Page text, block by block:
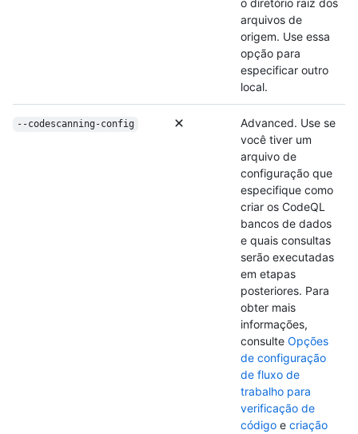
o diretório raiz dos
arquivos de
origem. Use essa
opção para
especificar outro
local.
--codescanning-config
Advanced. Use se
você tiver um
arquivo de
configuração que
especifique como
criar os CodeQL
bancos de dados
e quais consultas
serão executadas
em etapas
posteriores. Para
obter mais
informações,
consulte Opções
de configuração
de fluxo de
trabalho para
verificação de
código e criação